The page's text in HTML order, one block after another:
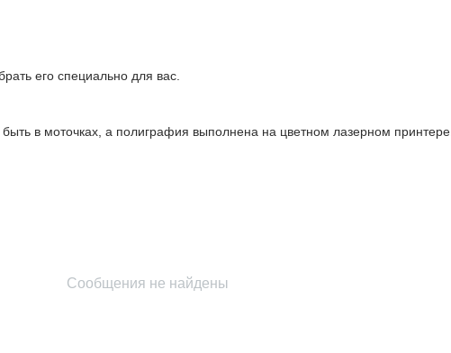
его специально для вас.
в моточках, а полиграфия выполнена на цветном лазерном принтере.
Сообщения не найдены